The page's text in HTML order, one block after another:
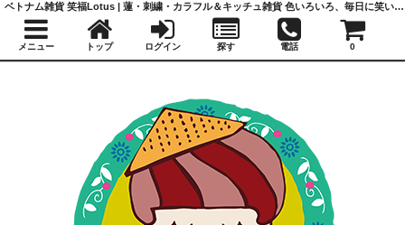
ベトナム雑貨 笑福Lotus | 蓮・刺繍・カラフル＆キッチュ雑貨 色いろいろ、毎日に笑いと福を
メニュー トップ ログイン 探す 電話 0